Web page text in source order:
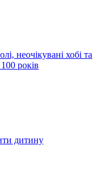
неочікувані хобі та
років
дитину